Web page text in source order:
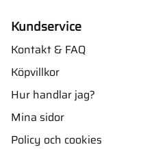
Kundservice
Kontakt & FAQ
Köpvillkor
Hur handlar jag?
Mina sidor
Policy och cookies